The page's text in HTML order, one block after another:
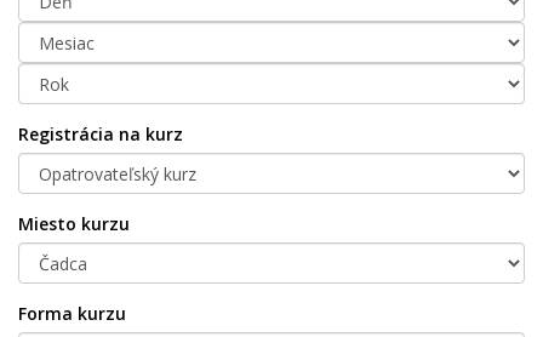
Registrácia na kurz
Miesto kurzu
Forma kurzu